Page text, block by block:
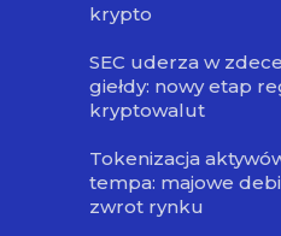
krypto
SEC uderza w
giełdy: nowy etap
kryptowalut
Tokenizacja
tempa: majowe
zwrot rynku